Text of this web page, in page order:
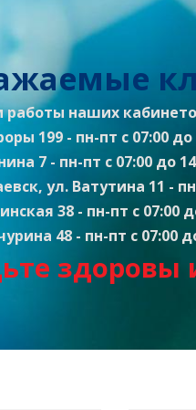
наших
199 - пн-пт с 07:00 до
7 - пн-пт с 07:00 до
ул. Ватутина 11 -
38 - пн-пт с 07:00
48 - пн-пт с 07:00
здоровы